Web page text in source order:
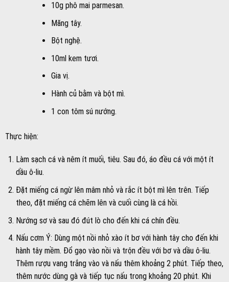
10g phô mai parmesan.
Măng tây.
Bột nghệ.
10ml kem tươi.
Gia vị.
Hành củ bằm và bột mì.
1 con tôm sú nướng.
Thực hiện:
Làm sạch cá và nêm ít muối, tiêu. Sau đó, áo đều cá với một ít
dầu ô-liu.
Đặt miếng cá ngừ lên mâm nhỏ và rắc ít bột mì lên trên. Tiếp
theo, đặt miếng cá chẽm lên và cuối cùng là cá hồi.
Nướng sơ và sau đó đút lò cho đến khi cá chín đều.
Nấu cơm Ý: Dùng một nồi nhỏ xào ít bơ với hành tây cho đến khi
hành tây mềm. Đổ gạo vào nồi và trộn đều với bơ và dầu ô-liu.
Thêm rượu vang trắng vào và nấu thêm khoảng 2 phút. Tiếp theo,
thêm nước dùng gà và tiếp tục nấu trong khoảng 20 phút. Khi